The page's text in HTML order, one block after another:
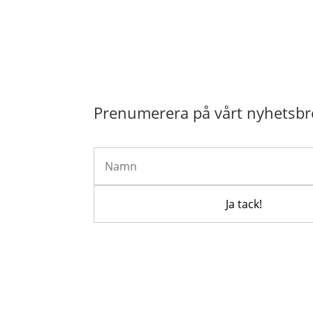
Prenumerera på vårt